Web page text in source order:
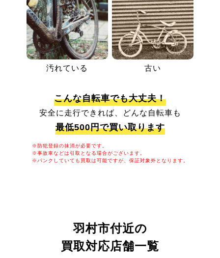
汚れている 古い
こんな自転車でも大丈夫！
安全に走行できれば、どんな自転車も
最低500円で買い取ります
※防犯登録の抹消が必要です。
※事故車などは引取となる場合がございます。
※パンクしていても買取は可能ですが、保証対象外となります。
羽村市付近の
買取対応店舗一覧